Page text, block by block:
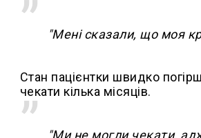
"Мені сказали, що моя
Стан пацієнтки швидко
чекати кілька місяців.
"Ми не могли чекати,